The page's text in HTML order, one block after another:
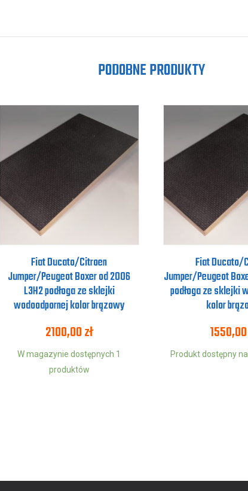
PODOBNE PRODUKTY
Fiat Ducato/Citroen
Jumper/Peugeot Boxer od 2006
L3H2 podłoga ze sklejki
wodoodpornej kolor brązowy
2100,00zł
W magazynie dostępnych 1
produktów
Fiat Ducato/
Jumper/Peugeot
podłoga ze sklejki
kolor
1550,00
Produkt dostępny